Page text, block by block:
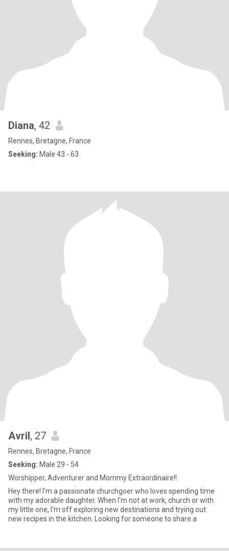
Diana, 42
Rennes, Bretagne, France
Seeking: Male 43 - 63
Avril, 27
Rennes, Bretagne, France
Seeking: Male 29 - 54
Worshipper, Adventurer and Mommy Extraordinaire!!
Hey there! I'm a passionate churchgoer who loves spending time
with my adorable daughter. When I'm not at work, church or with
my little one, I'm off exploring new destinations and trying out
new recipes in the kitchen. Looking for someone to share a